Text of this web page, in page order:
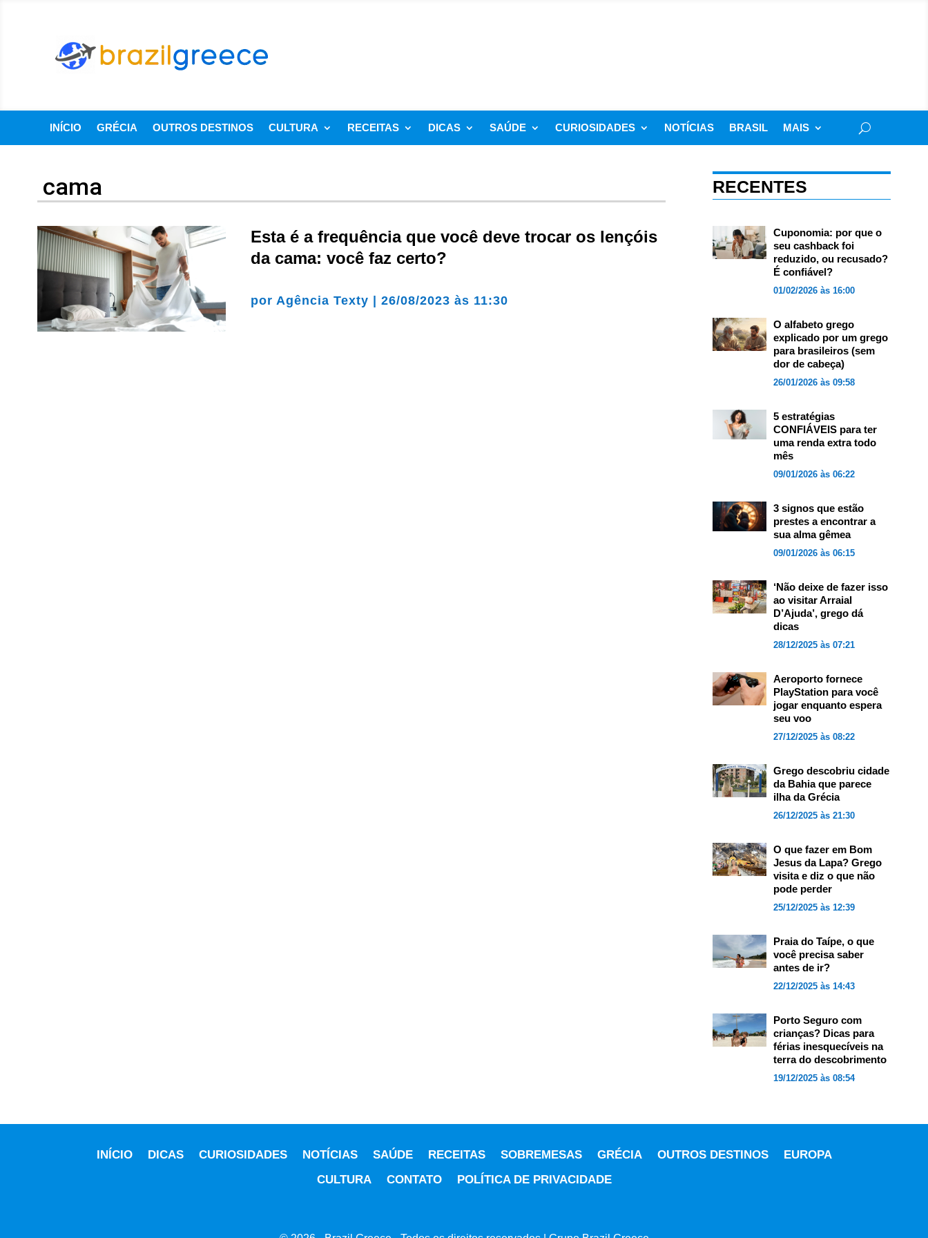
INÍCIO GRÉCIA OUTROS DESTINOS CULTURA RECEITAS DICAS SAÚDE CURIOSIDADES NOTÍCIAS BRASIL MAIS
cama
Esta é a frequência que você deve trocar os lençóis
da cama: você faz certo?
por Agência Texty |26/08/2023 às 11:30
RECENTES
Cuponomia: por que o
seu cashback foi
reduzido, ou recusado?
É confiável?
01/02/2026 às 16:00
O alfabeto grego
explicado por um grego
para brasileiros (sem
dor de cabeça)
26/01/2026 às 09:58
5 estratégias
CONFIÁVEIS para ter
uma renda extra todo
mês
09/01/2026 às 06:22
3 signos que estão
prestes a encontrar a
sua alma gêmea
09/01/2026 às 06:15
‘Não deixe de fazer isso
ao visitar Arraial
D’Ajuda’, grego dá
dicas
28/12/2025 às 07:21
Aeroporto fornece
PlayStation para você
jogar enquanto espera
seu voo
27/12/2025 às 08:22
Grego descobriu cidade
da Bahia que parece
ilha da Grécia
26/12/2025 às 21:30
O que fazer em Bom
Jesus da Lapa? Grego
visita e diz o que não
pode perder
25/12/2025 às 12:39
Praia do Taípe, o que
você precisa saber
antes de ir?
22/12/2025 às 14:43
Porto Seguro com
crianças? Dicas para
férias inesquecíveis na
terra do descobrimento
19/12/2025 às 08:54
INÍCIO DICAS CURIOSIDADES NOTÍCIAS SAÚDE RECEITAS SOBREMESAS GRÉCIA OUTROS DESTINOS
EUROPA
CULTURA
CONTATO POLÍTICA DE PRIVACIDADE